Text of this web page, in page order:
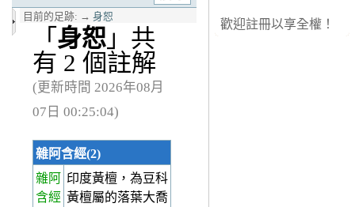
目前的足跡: → 身恕
「 身恕 」共
有 2 個註解
(更新時間 2026年08月
07日 00:25:04)
雜阿含經(2)
雜阿
含經
印度黃檀，為豆科
黃檀屬的落葉大喬
歡迎註冊以享全權！